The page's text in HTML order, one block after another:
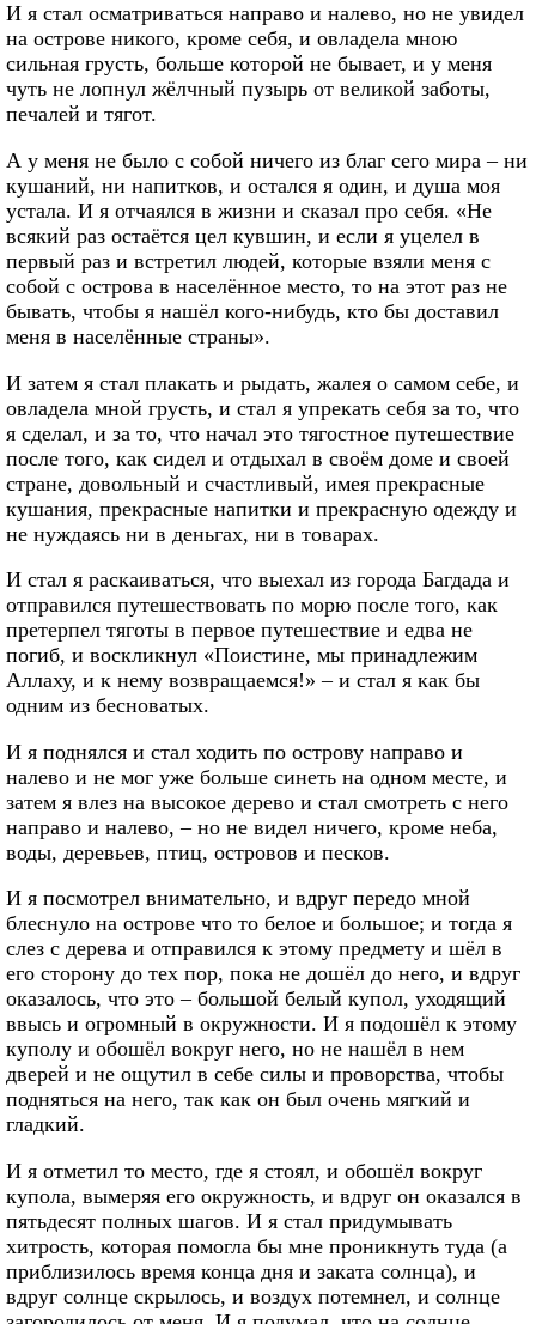
И я стал осматриваться направо и налево, но не увидел
на острове никого, кроме себя, и овладела мною
сильная грусть, больше которой не бывает, и у меня
чуть не лопнул жёлчный пузырь от великой заботы,
печалей и тягот.
А у меня не было с собой ничего из благ сего мира – ни
кушаний, ни напитков, и остался я один, и душа моя
устала. И я отчаялся в жизни и сказал про себя. «Не
всякий раз остаётся цел кувшин, и если я уцелел в
первый раз и встретил людей, которые взяли меня с
собой с острова в населённое место, то на этот раз не
бывать, чтобы я нашёл кого-нибудь, кто бы доставил
меня в населённые страны».
И затем я стал плакать и рыдать, жалея о самом себе, и
овладела мной грусть, и стал я упрекать себя за то, что
я сделал, и за то, что начал это тягостное путешествие
после того, как сидел и отдыхал в своём доме и своей
стране, довольный и счастливый, имея прекрасные
кушания, прекрасные напитки и прекрасную одежду и
не нуждаясь ни в деньгах, ни в товарах.
И стал я раскаиваться, что выехал из города Багдада и
отправился путешествовать по морю после того, как
претерпел тяготы в первое путешествие и едва не
погиб, и воскликнул «Поистине, мы принадлежим
Аллаху, и к нему возвращаемся!» – и стал я как бы
одним из бесноватых.
И я поднялся и стал ходить по острову направо и
налево и не мог уже больше синеть на одном месте, и
затем я влез на высокое дерево и стал смотреть с него
направо и налево, – но не видел ничего, кроме неба,
воды, деревьев, птиц, островов и песков.
И я посмотрел внимательно, и вдруг передо мной
блеснуло на острове что то белое и большое; и тогда я
слез с дерева и отправился к этому предмету и шёл в
его сторону до тех пор, пока не дошёл до него, и вдруг
оказалось, что это – большой белый купол, уходящий
ввысь и огромный в окружности. И я подошёл к этому
куполу и обошёл вокруг него, но не нашёл в нем
дверей и не ощутил в себе силы и проворства, чтобы
подняться на него, так как он был очень мягкий и
гладкий.
И я отметил то место, где я стоял, и обошёл вокруг
купола, вымеряя его окружность, и вдруг он оказался в
пятьдесят полных шагов. И я стал придумывать
хитрость, которая помогла бы мне проникнуть туда (а
приблизилось время конца дня и заката солнца), и
вдруг солнце скрылось, и воздух потемнел, и солнце